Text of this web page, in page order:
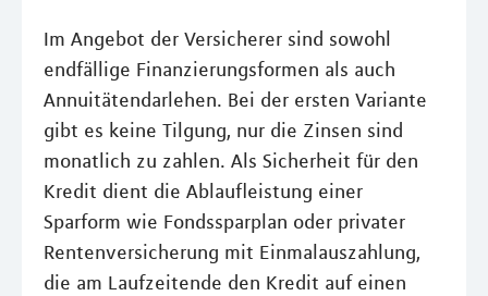
Im Angebot der Versicherer sind sowohl
endfällige Finanzierungsformen als auch
Annuitätendarlehen. Bei der ersten Variante
gibt es keine Tilgung, nur die Zinsen sind
monatlich zu zahlen. Als Sicherheit für den
Kredit dient die Ablaufleistung einer
Sparform wie Fondssparplan oder privater
Rentenversicherung mit Einmalauszahlung,
die am Laufzeitende den Kredit auf einen